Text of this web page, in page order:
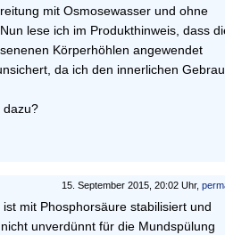
mit Osmosewasser und ohne
lese ich im Produkthinweis, dass
Körperhöhlen angewendet
da ich den innerlichen
dazu?
15. September 2015, 20:02 Uhr,
mit Phosphorsäure stabilisiert und
unverdünnt für die Mundspülung